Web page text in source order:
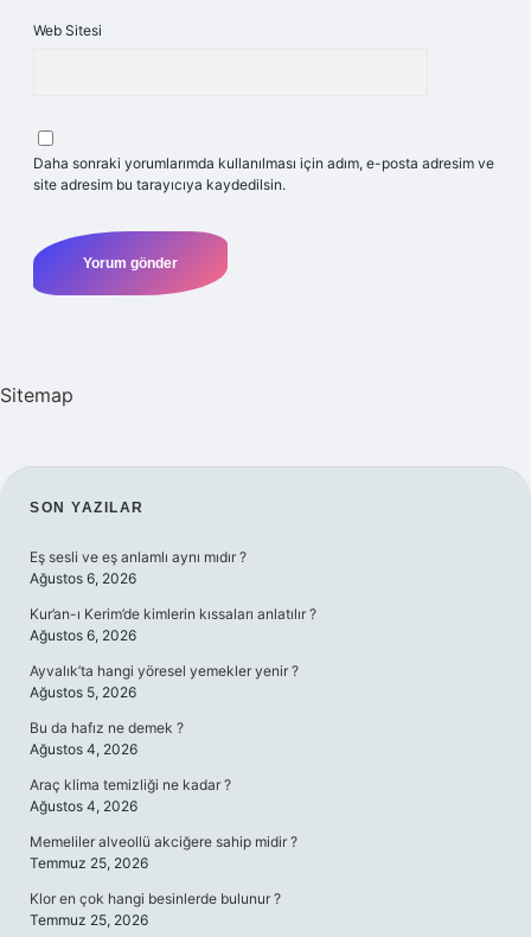
Web Sitesi
Daha sonraki yorumlarımda kullanılması için adım, e-posta adresim ve
site adresim bu tarayıcıya kaydedilsin.
Sitemap
SIDEBAR
SON YAZILAR
Eş sesli ve eş anlamlı aynı mıdır ?
Ağustos 6, 2026
Kur’an-ı Kerim’de kimlerin kıssaları anlatılır ?
Ağustos 6, 2026
Ayvalık’ta hangi yöresel yemekler yenir ?
Ağustos 5, 2026
Bu da hafız ne demek ?
Ağustos 4, 2026
Araç klima temizliği ne kadar ?
Ağustos 4, 2026
Memeliler alveollü akciğere sahip midir ?
Temmuz 25, 2026
Klor en çok hangi besinlerde bulunur ?
Temmuz 25, 2026